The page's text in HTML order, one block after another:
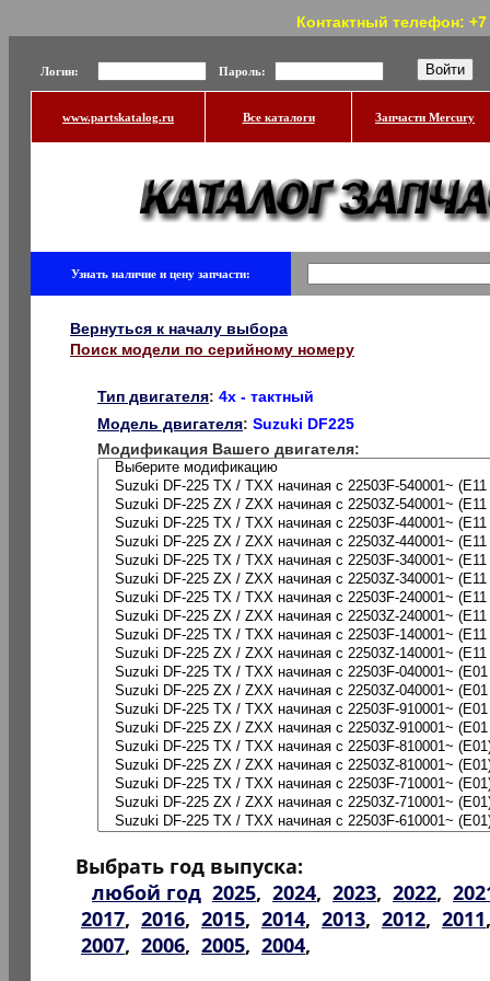
Контактный телефон:
Логин: Пароль:
www.partskatalog.ru Все каталоги Запчасти Mercury
Узнать наличие и цену запчасти:
Вернуться к началу выбора
Поиск модели по серийному номеру
Тип двигателя: 4x - тактный
Модель двигателя: Suzuki DF225
Модификация Вашего двигателя:
Выбрать год выпуска:
любой год 2025, 2024, 2023, 2022,
2017, 2016, 2015, 2014, 2013, 2012, 2011
2007, 2006, 2005, 2004,